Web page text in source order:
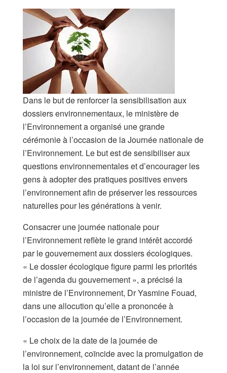
Dans le but de renforcer la sensibilisation aux
dossiers environnementaux, le ministère de
l’Environnement a organisé une grande
cérémonie à l’occasion de la Journée nationale de
l’Environnement. Le but est de sensibiliser aux
questions environnementales et d’encourager les
gens à adopter des pratiques positives envers
l’environnement afin de préserver les ressources
naturelles pour les générations à venir.
Consacrer une journée nationale pour
l’Environnement reflète le grand intérêt accordé
par le gouvernement aux dossiers écologiques.
« Le dossier écologique figure parmi les priorités
de l’agenda du gouvernement », a précisé la
ministre de l’Environnement, Dr Yasmine Fouad,
dans une allocution qu’elle a prononcée à
l’occasion de la journée de l’Environnement.
« Le choix de la date de la journée de
l’environnement, coïncide avec la promulgation de
la loi sur l’environnement, datant de l’année